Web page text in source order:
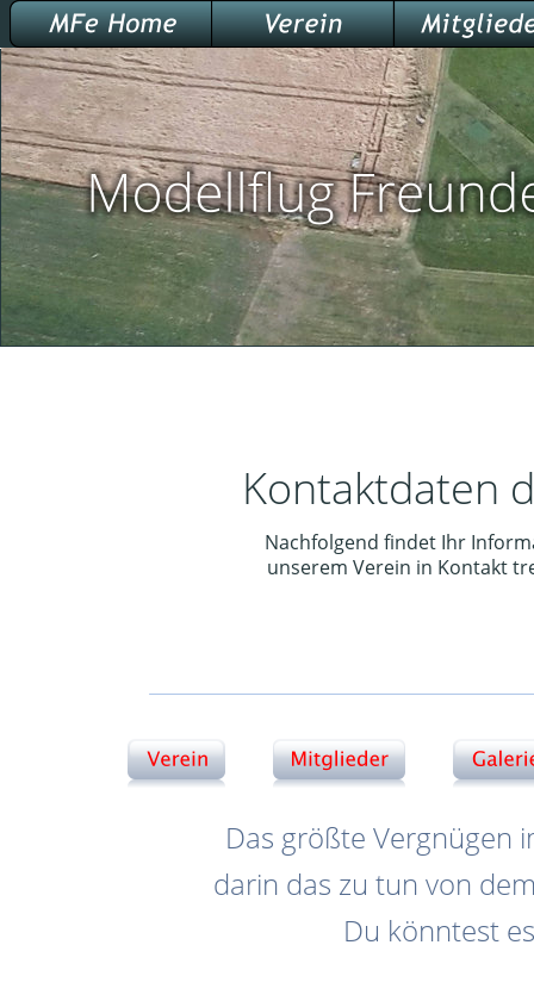
Das größte Vergnügen
darin das zu tun von
Du könntest
Kontaktdaten
Nachfolgend findet Ihr
unserem Verein in Kontakt